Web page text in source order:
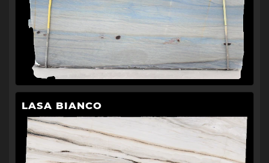
LASA BIANCO